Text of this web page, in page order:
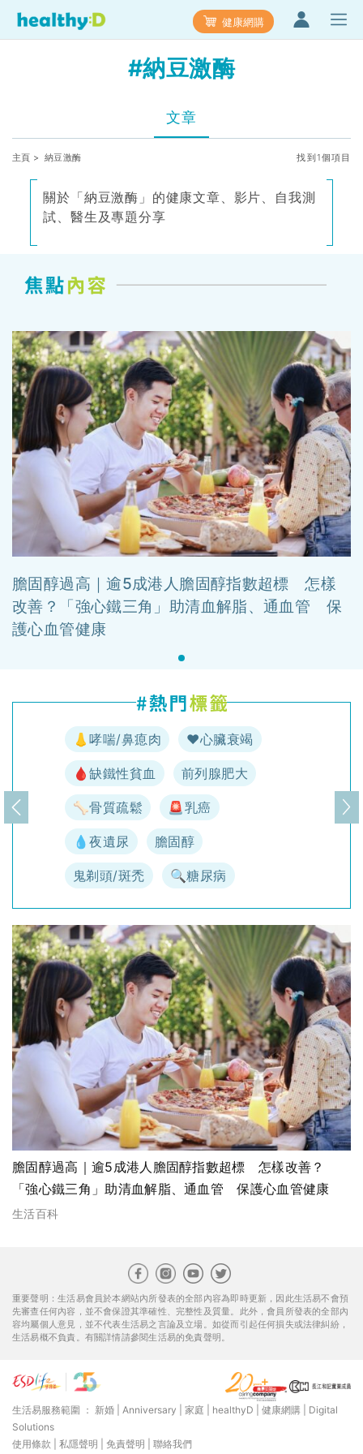
健康網購
#納豆激酶
文章
主頁 > 納豆激酶 找到1個項目
關於「納豆激酶」的健康文章、影片、自我測
試、醫生及專題分享
膽固醇過高｜逾5成港人膽固醇指數超標 怎樣
改善？「強心鐵三角」助清血解脂、通血管 保
護心血管健康
👃哮喘/鼻瘜肉 ♥️心臟衰竭
🩸缺鐵性貧血 前列腺肥大
🦴骨質疏鬆 🚨乳癌
💧夜遺尿 膽固醇
鬼剃頭/斑禿 🔍糖尿病
上一頁 下
膽固醇過高｜逾5成港人膽固醇指數超標 怎樣改善？
「強心鐵三角」助清血解脂、通血管 保護心血管健康
生活百科
重要聲明：生活易會員於本網站內所發表的全部內容為即時更新，因此生活易不會預
先審查任何內容，並不會保證其準確性、完整性及質量。此外，會員所發表的全部內
容均屬個人意見，並不代表生活易之言論及立場。如從而引起任何損失或法律糾紛，
生活易概不負責。有關詳情請參閱生活易的免責聲明。
生活易服務範圍 ： 新婚 Anniversary 家庭 healthyD 健康網購
Digital
Solutions
使用條款
私隱聲明 免責聲明 聯絡我們